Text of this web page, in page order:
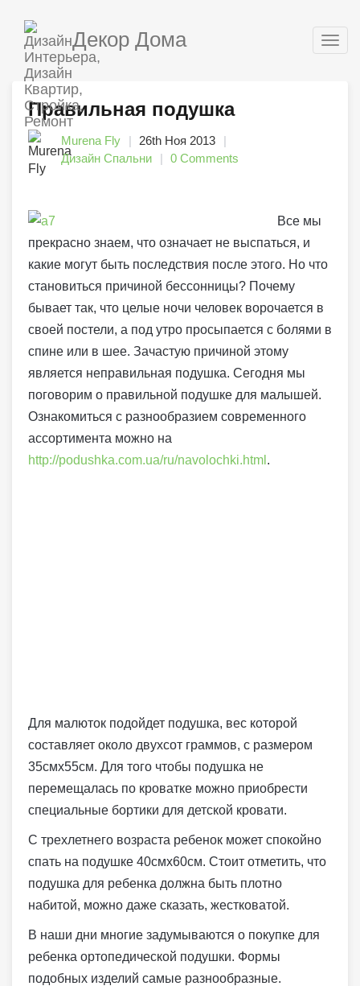
Декор Дома
Правильная подушка
Murena Fly
26th Ноя 2013
Дизайн Спальни
0 Comments
Все мы
прекрасно знаем, что означает не выспаться, и
какие могут быть последствия после этого. Но что
становиться причиной бессонницы? Почему
бывает так, что целые ночи человек ворочается в
своей постели, а под утро просыпается с болями в
спине или в шее. Зачастую причиной этому
является неправильная подушка. Сегодня мы
поговорим о правильной подушке для малышей.
Ознакомиться с разнообразием современного
ассортимента можно на
http://podushka.com.ua/ru/navolochki.html .
Для малюток подойдет подушка, вес которой
составляет около двухсот граммов, с размером
35смх55см. Для того чтобы подушка не
перемещалась по кроватке можно приобрести
специальные бортики для детской кровати.
С трехлетнего возраста ребенок может спокойно
спать на подушке 40смх60см. Стоит отметить, что
подушка для ребенка должна быть плотно
набитой, можно даже сказать, жестковатой.
В наши дни многие задумываются о покупке для
ребенка ортопедической подушки. Формы
подобных изделий самые разнообразные.